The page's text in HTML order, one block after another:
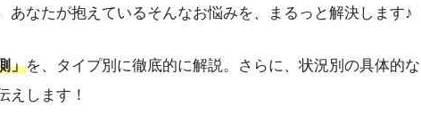
あなたが抱えているそんなお悩みを、まるっと解決します♪
」を、タイプ別に徹底的に解説。さらに、状況別の具体的な
えします！